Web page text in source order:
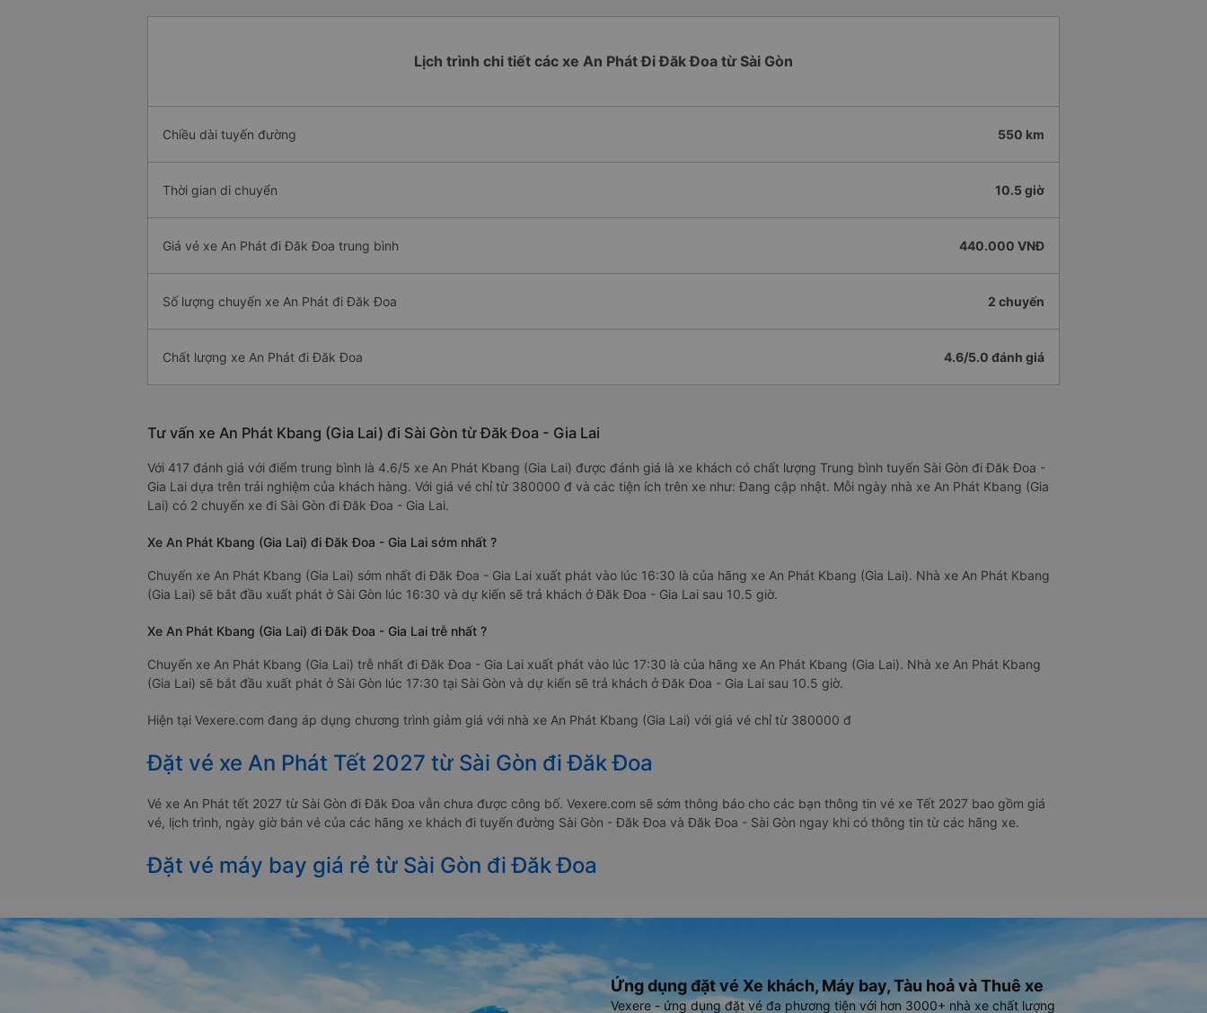
Lịch trình chi tiết các xe An Phát Đi Đăk Đoa từ Sài Gòn
Chiều dài tuyến đường 550 km
Thời gian di chuyển 10.5 giờ
Giá vé xe An Phát đi Đăk Đoa trung bình 440.000 VNĐ
Số lượng chuyến xe An Phát đi Đăk Đoa 2 chuyến
Chất lượng xe An Phát đi Đăk Đoa 4.6/5.0 đánh giá
Tư vấn xe An Phát Kbang (Gia Lai) đi Sài Gòn từ Đăk Đoa - Gia Lai
Với 417 đánh giá với điểm trung bình là 4.6/5 xe An Phát Kbang (Gia Lai) được đánh giá là xe khách có chất lượng Trung bình tuyến Sài Gòn đi Đăk Đoa -
Gia Lai dựa trên trải nghiệm của khách hàng. Với giá vé chỉ từ 380000 đ và các tiện ích trên xe như: Đang cập nhật. Mỗi ngày nhà xe An Phát Kbang (Gia
Lai) có 2 chuyến xe đi Sài Gòn đi Đăk Đoa - Gia Lai.
Xe An Phát Kbang (Gia Lai) đi Đăk Đoa - Gia Lai sớm nhất ?
Chuyến xe An Phát Kbang (Gia Lai) sớm nhất đi Đăk Đoa - Gia Lai xuất phát vào lúc 16:30 là của hãng xe An Phát Kbang (Gia Lai). Nhà xe An Phát Kbang
(Gia Lai) sẽ bắt đầu xuất phát ở Sài Gòn lúc 16:30 và dự kiến sẽ trả khách ở Đăk Đoa - Gia Lai sau 10.5 giờ.
Xe An Phát Kbang (Gia Lai) đi Đăk Đoa - Gia Lai trễ nhất ?
Chuyến xe An Phát Kbang (Gia Lai) trễ nhất đi Đăk Đoa - Gia Lai xuất phát vào lúc 17:30 là của hãng xe An Phát Kbang (Gia Lai). Nhà xe An Phát Kbang
(Gia Lai) sẽ bắt đầu xuất phát ở Sài Gòn lúc 17:30 tại Sài Gòn và dự kiến sẽ trả khách ở Đăk Đoa - Gia Lai sau 10.5 giờ.
Hiện tại Vexere.com đang áp dụng chương trình giảm giá với nhà xe An Phát Kbang (Gia Lai) với giá vé chỉ từ 380000 đ
Đặt vé xe An Phát Tết 2027 từ Sài Gòn đi Đăk Đoa
Vé xe An Phát tết 2027 từ Sài Gòn đi Đăk Đoa vẫn chưa được công bố. Vexere.com sẽ sớm thông báo cho các bạn thông tin vé xe Tết 2027 bao gồm giá
vé, lịch trình, ngày giờ bán vé của các hãng xe khách đi tuyến đường Sài Gòn - Đăk Đoa và Đăk Đoa - Sài Gòn ngay khi có thông tin từ các hãng xe.
Đặt vé máy bay giá rẻ từ Sài Gòn đi Đăk Đoa
Ứng dụng đặt vé Xe khách, Máy bay, Tàu hoả và Thuê xe
Vexere - ứng dụng đặt vé đa phương tiện với hơn 3000+ nhà xe chất lượng